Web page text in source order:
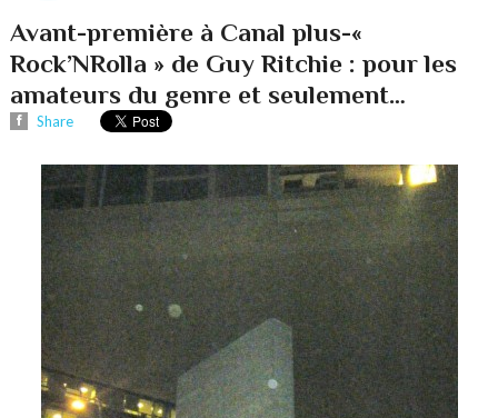
Avant-première à Canal plus-«
Rock’NRolla » de Guy Ritchie : pour les
amateurs du genre et seulement…
Share